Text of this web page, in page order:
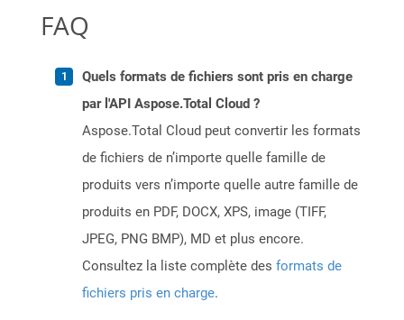
FAQ
Quels formats de fichiers sont pris en charge
par l'API Aspose.Total Cloud ?
Aspose.Total Cloud peut convertir les formats
de fichiers de n’importe quelle famille de
produits vers n’importe quelle autre famille de
produits en PDF, DOCX, XPS, image (TIFF,
JPEG, PNG BMP), MD et plus encore.
Consultez la liste complète des formats de
fichiers pris en charge.